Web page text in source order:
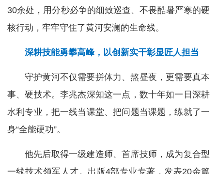
30余处，用分秒必争的细致巡查、不畏酷暑严寒的硬
核行动，牢牢守住了黄河安澜的生命线。
深耕技能勇攀高峰，以创新实干彰显匠人担当
守护黄河不仅需要拼体力、熬昼夜，更需要真本
事、硬技术。李兆杰深知这一点，数十年如一日深耕
水利专业，把一线当课堂、把问题当课题，练就了一
身“全能硬功”。
他先后取得一级建造师、首席技师，成为复合型
一线技术领军人才。出版4部专业专著，发表20余篇